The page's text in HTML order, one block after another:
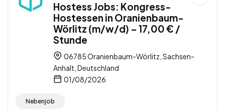
Hostess Jobs: Kongress-
Hostessen in Oranienbaum-
Wörlitz (m/w/d) – 17,00 € /
Stunde
06785 Oranienbaum-Wörlitz, Sachsen-
Anhalt, Deutschland
01/08/2026
Nebenjob